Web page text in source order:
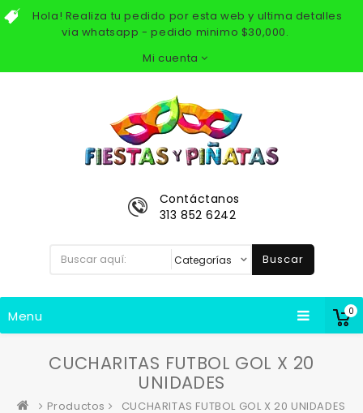
Hola! Realiza tu pedido por esta web y ultima detalles
via whatsapp - pedido minimo $30,000.
Mi cuenta
0
Contáctanos
313 852 6242
Buscar
Menu
CUCHARITAS FUTBOL GOL X 20
UNIDADES
Productos CUCHARITAS FUTBOL GOL X 20 UNIDADES